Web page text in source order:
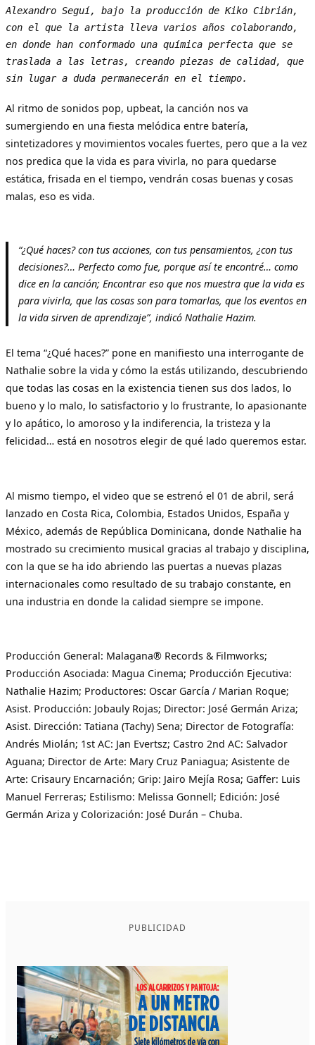
Alexandro Seguí, bajo la producción de Kiko Cibrián,
con el que la artista lleva varios años colaborando,
en donde han conformado una química perfecta que se
traslada a las letras, creando piezas de calidad, que
sin lugar a duda permanecerán en el tiempo.
Al ritmo de sonidos pop, upbeat, la canción nos va
sumergiendo en una fiesta melódica entre batería,
sintetizadores y movimientos vocales fuertes, pero que a la vez
nos predica que la vida es para vivirla, no para quedarse
estática, frisada en el tiempo, vendrán cosas buenas y cosas
malas, eso es vida.
“¿Qué haces? con tus acciones, con tus pensamientos, ¿con tus
decisiones?… Perfecto como fue, porque así te encontré… como
dice en la canción; Encontrar eso que nos muestra que la vida es
para vivirla, que las cosas son para tomarlas, que los eventos en
la vida sirven de aprendizaje”, indicó Nathalie Hazim.
El tema “¿Qué haces?” pone en manifiesto una interrogante de
Nathalie sobre la vida y cómo la estás utilizando, descubriendo
que todas las cosas en la existencia tienen sus dos lados, lo
bueno y lo malo, lo satisfactorio y lo frustrante, lo apasionante
y lo apático, lo amoroso y la indiferencia, la tristeza y la
felicidad… está en nosotros elegir de qué lado queremos estar.
Al mismo tiempo, el video que se estrenó el 01 de abril, será
lanzado en Costa Rica, Colombia, Estados Unidos, España y
México, además de República Dominicana, donde Nathalie ha
mostrado su crecimiento musical gracias al trabajo y disciplina,
con la que se ha ido abriendo las puertas a nuevas plazas
internacionales como resultado de su trabajo constante, en
una industria en donde la calidad siempre se impone.
Producción General: Malagana® Records & Filmworks;
Producción Asociada: Magua Cinema; Producción Ejecutiva:
Nathalie Hazim; Productores: Oscar García / Marian Roque;
Asist. Producción: Jobauly Rojas; Director: José Germán Ariza;
Asist. Dirección: Tatiana (Tachy) Sena; Director de Fotografía:
Andrés Miolán; 1st AC: Jan Evertsz; Castro 2nd AC: Salvador
Aguana; Director de Arte: Mary Cruz Paniagua; Asistente de
Arte: Crisaury Encarnación; Grip: Jairo Mejía Rosa; Gaffer: Luis
Manuel Ferreras; Estilismo: Melissa Gonnell; Edición: José
Germán Ariza y Colorización: José Durán – Chuba.
PUBLICIDAD